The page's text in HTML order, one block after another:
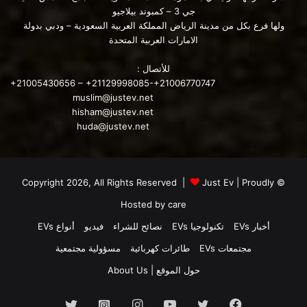
جي 3 – كمبوند بيلاجيو
ولها فرع بكل من مدينة الرياض المملكة العربية السعودية – ودبي بدولة
الامارات العربية المتحدة
للأتصال :
+21005430656 – +21129998085-+21006770747
muslim@justev.net
hisham@justev.net
huda@justev.net
© Copyright 2026, All Rights Reserved |
Just Ev | Proudly
Hosted by care
أخبار EVs
تكنولوجيا EVs نصائح للشراء فيديو
أنواع EVs
مجتمعات EVs
طائرات كهربائية
مسؤولية مجتمعية
حول الموقع | About Us
فيسبوك تويتر يوتيوبانستقرامانستجرامتويتر